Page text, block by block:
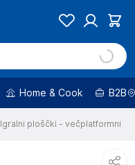
Home & Cook B2B
Igralni ploščki - večplatformni